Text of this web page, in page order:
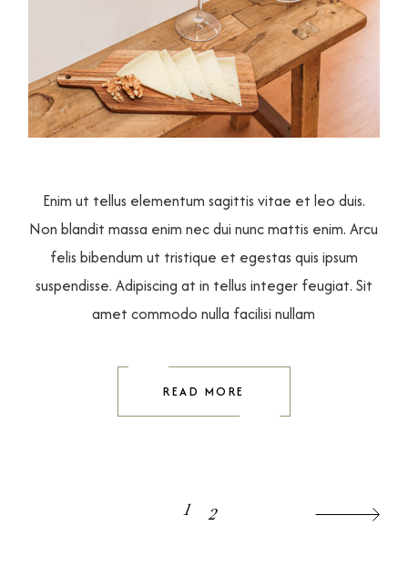
Enim ut tellus elementum sagittis vitae et leo duis.
Non blandit massa enim nec dui nunc mattis enim. Arcu
felis bibendum ut tristique et egestas quis ipsum
suspendisse. Adipiscing at in tellus integer feugiat. Sit
amet commodo nulla facilisi nullam
READ MORE
PAGINAZIONE
1 2